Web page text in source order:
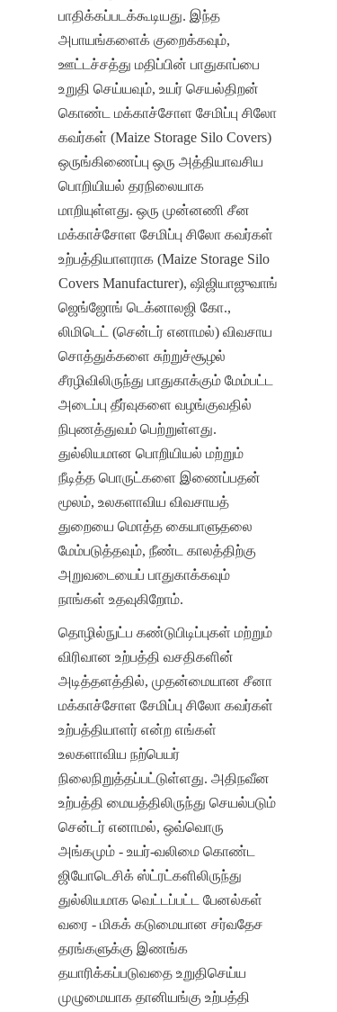
பாதிக்கப்படக்கூடியது. இந்த
அபாயங்களைக் குறைக்கவும்,
ஊட்டச்சத்து மதிப்பின் பாதுகாப்பை
உறுதி செய்யவும், உயர் செயல்திறன்
கொண்ட மக்காச்சோள சேமிப்பு சிலோ
கவர்கள் (Maize Storage Silo Covers)
ஒருங்கிணைப்பு ஒரு அத்தியாவசிய
பொறியியல் தரநிலையாக
மாறியுள்ளது. ஒரு முன்னணி சீன
மக்காச்சோள சேமிப்பு சிலோ கவர்கள்
உற்பத்தியாளராக (Maize Storage Silo
Covers Manufacturer), ஷிஜியாஜுவாங்
ஜெங்ஜோங் டெக்னாலஜி கோ.,
லிமிடெட் (சென்டர் எனாமல்) விவசாய
சொத்துக்களை சுற்றுச்சூழல்
சீரழிவிலிருந்து பாதுகாக்கும் மேம்பட்ட
அடைப்பு தீர்வுகளை வழங்குவதில்
நிபுணத்துவம் பெற்றுள்ளது.
துல்லியமான பொறியியல் மற்றும்
நீடித்த பொருட்களை இணைப்பதன்
மூலம், உலகளாவிய விவசாயத்
துறையை மொத்த கையாளுதலை
மேம்படுத்தவும், நீண்ட காலத்திற்கு
அறுவடையைப் பாதுகாக்கவும்
நாங்கள் உதவுகிறோம்.
தொழில்நுட்ப கண்டுபிடிப்புகள் மற்றும்
விரிவான உற்பத்தி வசதிகளின்
அடித்தளத்தில், முதன்மையான சீனா
மக்காச்சோள சேமிப்பு சிலோ கவர்கள்
உற்பத்தியாளர் என்ற எங்கள்
உலகளாவிய நற்பெயர்
நிலைநிறுத்தப்பட்டுள்ளது. அதிநவீன
உற்பத்தி மையத்திலிருந்து செயல்படும்
சென்டர் எனாமல், ஒவ்வொரு
அங்கமும் - உயர்-வலிமை கொண்ட
ஜியோடெசிக் ஸ்ட்ரட்களிலிருந்து
துல்லியமாக வெட்டப்பட்ட பேனல்கள்
வரை - மிகக் கடுமையான சர்வதேச
தரங்களுக்கு இணங்க
தயாரிக்கப்படுவதை உறுதிசெய்ய
முழுமையாக தானியங்கு உற்பத்தி